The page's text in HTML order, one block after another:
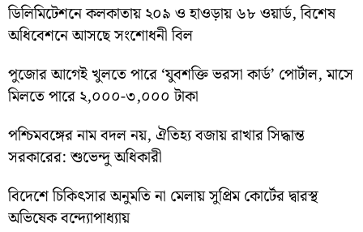
ডিলিমিটেশনে কলকাতায় ২০৯ ও হাওড়ায় ৬৮ ওয়ার্ড, বিশেষ
অধিবেশনে আসছে সংশোধনী বিল
পুজোর আগেই খুলতে পারে ‘যুবশক্তি ভরসা কার্ড’ পোর্টাল, মাসে
মিলতে পারে ২,০০০-৩,০০০ টাকা
পশ্চিমবঙ্গের নাম বদল নয়, ঐতিহ্য বজায় রাখার সিদ্ধান্ত
সরকারের: শুভেন্দু অধিকারী
বিদেশে চিকিৎসার অনুমতি না মেলায় সুপ্রিম কোর্টের দ্বারস্থ
অভিষেক বন্দ্যোপাধ্যায়